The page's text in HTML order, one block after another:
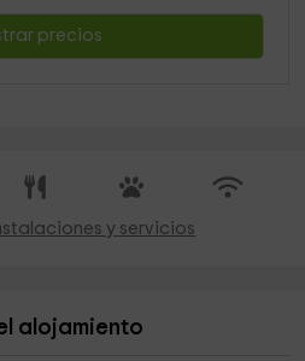
precios
y servicios
alojamiento